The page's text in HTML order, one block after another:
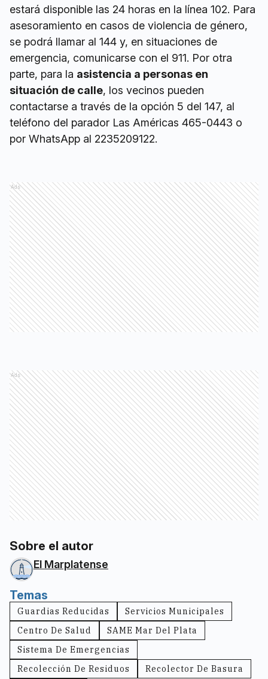
estará disponible las 24 horas en la línea 102. Para
asesoramiento en casos de violencia de género,
se podrá llamar al 144 y, en situaciones de
emergencia, comunicarse con el 911. Por otra
parte, para la asistencia a personas en
situación de calle, los vecinos pueden
contactarse a través de la opción 5 del 147, al
teléfono del parador Las Américas 465-0443 o
por WhatsApp al 2235209122.
Ads
Ads
Sobre el autor
El Marplatense
Temas
Guardias Reducidas
Servicios Municipales
Centro De Salud
SAME Mar Del Plata
Sistema De Emergencias
Recolección De Residuos
Recolector De Basura